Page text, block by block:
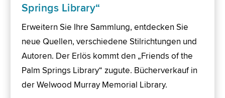
Springs Library“
Erweitern Sie Ihre Sammlung, entdecken Sie
neue Quellen, verschiedene Stilrichtungen und
Autoren. Der Erlös kommt den „Friends of the
Palm Springs Library“ zugute. Bücherverkauf in
der Welwood Murray Memorial Library.